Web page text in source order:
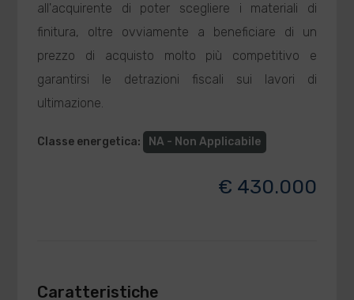
all'acquirente di poter scegliere i materiali di
finitura, oltre ovviamente a beneficiare di un
prezzo di acquisto molto più competitivo e
garantirsi le detrazioni fiscali sui lavori di
ultimazione.
Classe energetica: NA - Non Applicabile
€ 430.000
Caratteristiche